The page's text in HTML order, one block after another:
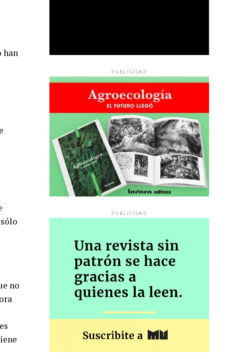
han
no
PUBLICIDAD
PUBLICIDAD